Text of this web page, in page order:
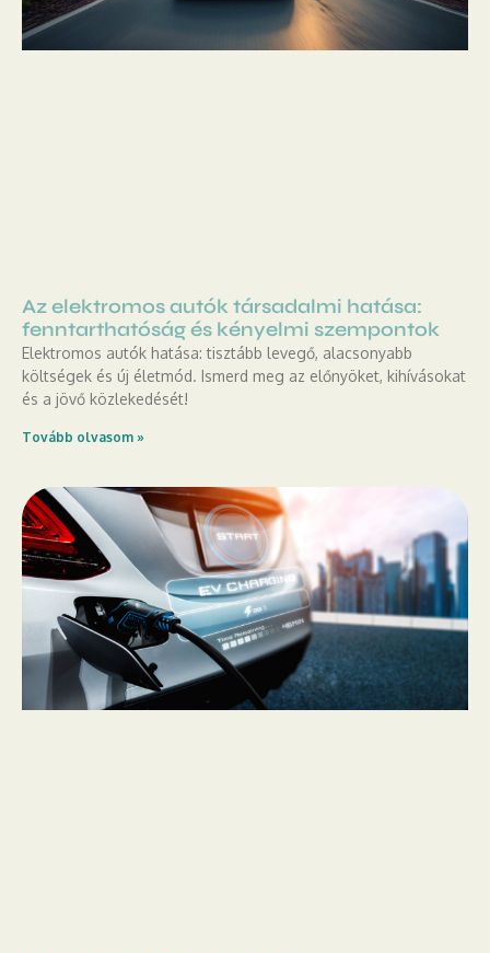
Az elektromos autók társadalmi hatása:
fenntarthatóság és kényelmi szempontok
Elektromos autók hatása: tisztább levegő, alacsonyabb
költségek és új életmód. Ismerd meg az előnyöket, kihívásokat
és a jövő közlekedését!
Tovább olvasom »